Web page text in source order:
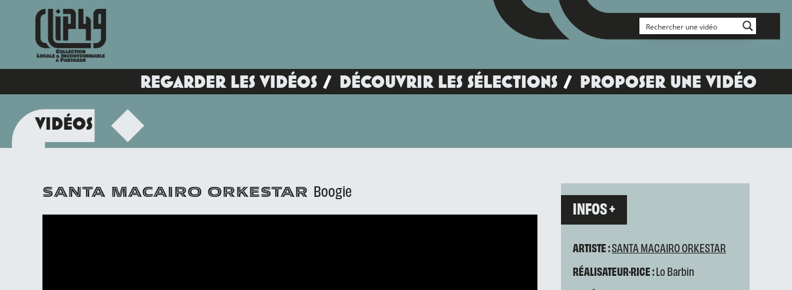
REGARDER LES VIDÉOS DÉCOUVRIR LES SÉLECTIONS PROPOSER UNE VIDÉO
VIDÉOS
SANTA MACAIRO ORKESTAR Boogie
INFOS +
ARTISTE :SANTA MACAIRO ORKESTAR
RÉALISATEUR·RICE :Lo Barbin